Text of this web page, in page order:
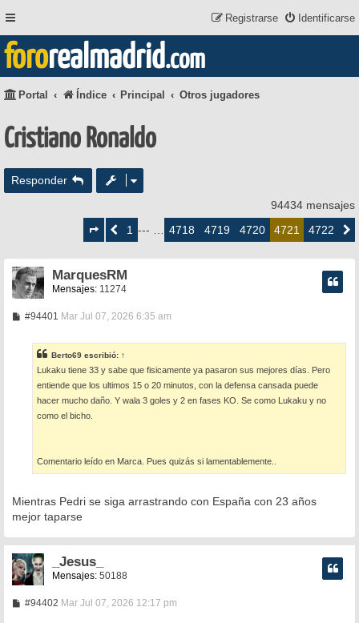
Identificarse
Registrarse
fororealmadrid.com
Portal Índice Principal Otros jugadores
Cristiano Ronaldo
Responder
94434 mensajes
deAnterior1 --- … 4718 4719 4720 4721 4722
MarquesRM
Mensajes: 11274
#94401 M
a
j
e
Mar Jul 07, 2026 6:35 am
Berto69 escribió: ↑
Lukaku tiene 33 y sabe que fisicamente ya pasaron sus mejores días. Pero
entiende que los ultimos 15 o 20 minutos, con la defensa cansada puede
hacer mucho daño. Y wala 3 goles y 2 en fases KO. Se como Lukaku y no
como el bicho.
Comentario leído en Marca. Pues quizás si lamentablemente..
Mientras Pedri se siga arrastrando con España con 23 años
mejor taparse
_Jesus_
Mensajes: 50188
#94402MMar Jul 07, 2026 12:17 pm